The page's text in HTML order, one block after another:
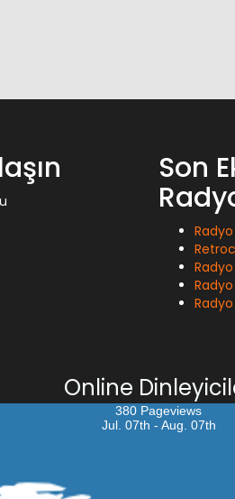
Son
Online
380 Pageviews
Jul. 07th - Aug. 07th